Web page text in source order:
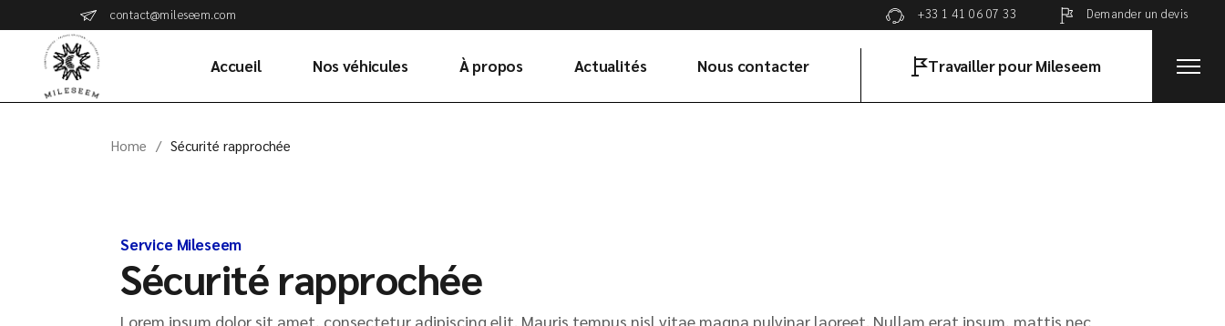
contact@mileseem.com +33 1 41 06 07 33 Demander un devis
Accueil Nos véhicules À propos Actualités Nous contacter Travailler pour Mileseem
Home Sécurité rapprochée
Service Mileseem
Sécurité rapprochée
Lorem ipsum dolor sit amet, consectetur adipiscing elit. Mauris tempus nisl vitae magna pulvinar laoreet. Nullam erat ipsum, mattis nec